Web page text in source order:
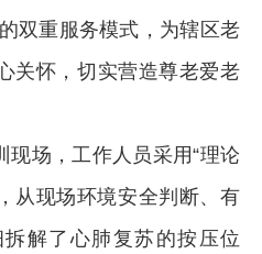
双重服务模式，为辖区老
关怀，切实营造尊老爱老
现场，工作人员采用“理论
从现场环境安全判断、有
解了心肺复苏的按压位